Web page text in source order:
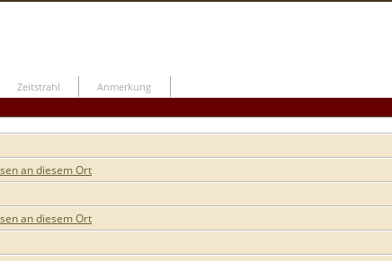
Zeitstrahl
Anmerkung